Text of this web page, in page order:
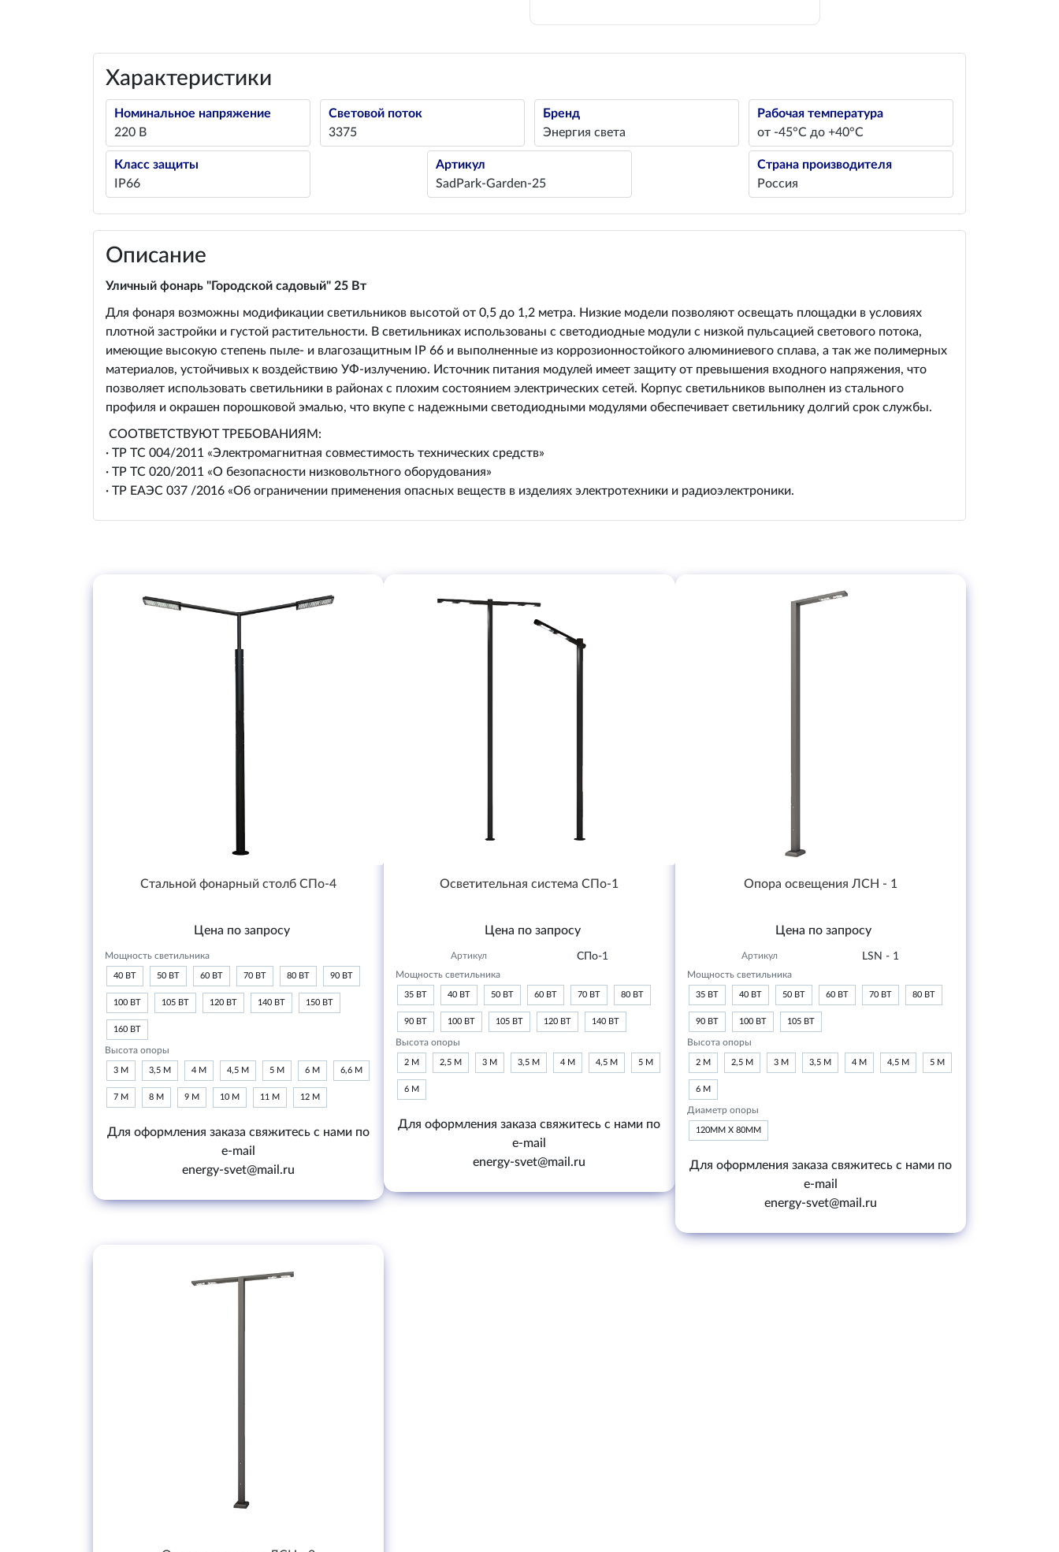
Характеристики
Номинальное напряжение
220 В
Световой поток
3375
Бренд
Энергия света
Рабочая температура
от -45°С до +40°С
Класс защиты
IP66
Артикул
SadPark-Garden-25
Страна производителя
Россия
Описание
Уличный фонарь "Городской садовый" 25 Вт
Для фонаря возможны модификации светильников высотой от 0,5 до 1,2 метра. Низкие модели позволяют освещать площадки в условиях
плотной застройки и густой растительности. В светильниках использованы с светодиодные модули с низкой пульсацией светового потока,
имеющие высокую степень пыле- и влагозащитным IP 66 и выполненные из коррозионностойкого алюминиевого сплава, а так же полимерных
материалов, устойчивых к воздействию УФ-излучению. Источник питания модулей имеет защиту от превышения входного напряжения, что
позволяет использовать светильники в районах с плохим состоянием электрических сетей. Корпус светильников выполнен из стального
профиля и окрашен порошковой эмалью, что вкупе с надежными светодиодными модулями обеспечивает светильнику долгий срок службы.
СООТВЕТСТВУЮT ТРЕБОВАНИЯМ:
· ТР ТС 004/2011 «Электромагнитная совместимость технических средств»
· ТР ТС 020/2011 «О безопасности низковольтного оборудования»
· ТР ЕАЭС 037 /2016 «Об ограничении применения опасных веществ в изделиях электротехники и радиоэлектроники.
Стальной фонарный столб СПо-4
Цена по запросу
Мощность светильника
40 ВТ 50 ВТ 60 ВТ 70 ВТ 80 ВТ 90 ВТ
100 ВТ 105 ВТ 120 ВТ 140 ВТ 150 ВТ
160 ВТ
Высота опоры
3 М 3,5 М 4 М 4,5 М 5 М 6 М 6,6 М
7 М 8 М 9 М 10 М 11 М 12 М
Для оформления заказа свяжитесь с нами по
e-mail
energy-svet@mail.ru
Осветительная система СПо-1
Цена по запросу
Артикул СПо-1
Мощность светильника
35 ВТ 40 ВТ 50 ВТ 60 ВТ 70 ВТ 80 ВТ
90 ВТ 100 ВТ 105 ВТ 120 ВТ 140 ВТ
Высота опоры
2 М 2,5 М 3 М 3,5 М 4 М 4,5 М 5 М
6 М
Для оформления заказа свяжитесь с нами по
e-mail
energy-svet@mail.ru
Опора освещения ЛСН - 1
Цена по запросу
Артикул LSN - 1
Мощность светильника
35 ВТ 40 ВТ 50 ВТ 60 ВТ 70 ВТ 80 ВТ
90 ВТ 100 ВТ 105 ВТ
Высота опоры
2 М 2,5 М 3 М 3,5 М 4 М 4,5 М 5 М
6 М
Диаметр опоры
120ММ Х 80ММ
Для оформления заказа свяжитесь с нами по
e-mail
energy-svet@mail.ru